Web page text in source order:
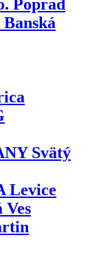
Poprad
Svätý
Levice
Ves